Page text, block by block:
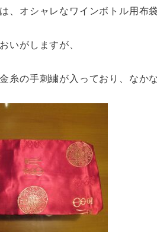
、オシャレなワインボトル用布
いがしますが、
糸の手刺繍が入っており、なか